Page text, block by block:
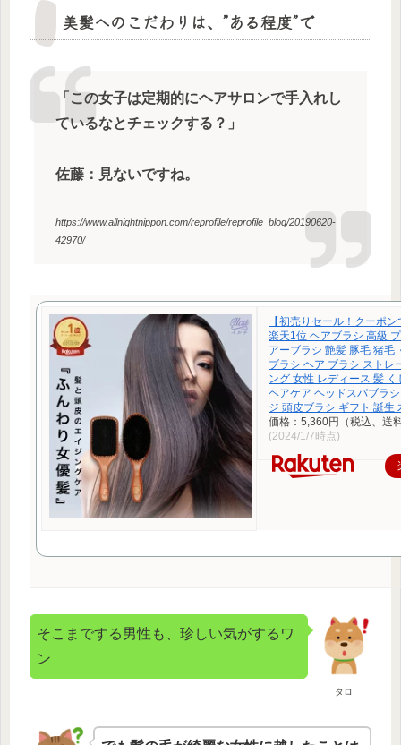
美髪へのこだわりは、”ある程度”で
「この女子は定期的にヘアサロンで手入れし
ているなとチェックする？」
佐藤：見ないですね。
https://www.allnightnippon.com/reprofile/reprofile_blog/20190620-
42970/
【初売りセール！クーポ
楽天1位 ヘアブラシ 高級
アーブラシ 艶髪 豚毛 猪毛
ブラシ ヘア ブラシ ストレ
ング 女性 レディース 髪 く
ヘアケア ヘッドスパブラ
ジ 頭皮ブラシ ギフト 誕生
価格：5,360円（税込、送
(2024/1/7時点)
タロ
そこまでする男性も、珍しい気がするワ
ン